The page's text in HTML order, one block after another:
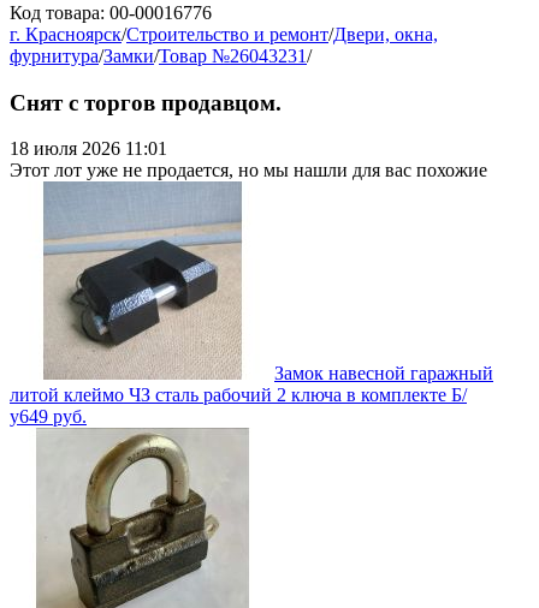
Код товара: 00-00016776
г. Красноярск/Строительство и ремонт/Двери, окна,
фурнитура/Замки/Товар №26043231/
Снят с торгов продавцом.
18 июля 2026 11:01
Этот лот уже не продается, но мы нашли для вас похожие
Замок навесной гаражный
литой клеймо ЧЗ сталь рабочий 2 ключа в комплекте Б/
у649 руб.